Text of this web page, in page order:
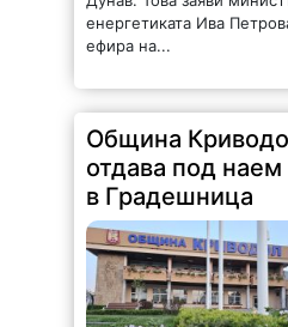
отдава под
в Градешница
56 | 2026-08-07